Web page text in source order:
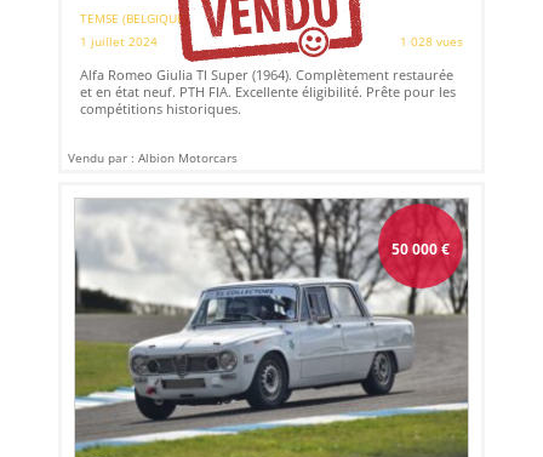
TEMSE (BELGIQUE)
1 juillet 2024
1 028 vues
Alfa Romeo Giulia TI Super (1964). Complètement restaurée
et en état neuf. PTH FIA. Excellente éligibilité. Prête pour les
compétitions historiques.
Vendu par : Albion Motorcars
50 000€